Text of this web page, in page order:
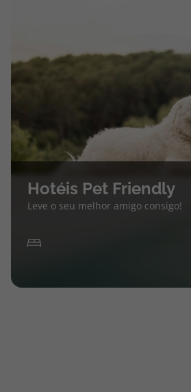
Hotéis Pet Friendly
Leve o seu melhor amigo consigo!